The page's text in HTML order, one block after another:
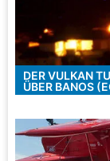
DER VULKAN
ÜBER BANOS